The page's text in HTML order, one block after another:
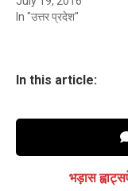
In "उत्तर प्रदेश"
In this article:
भड़ास